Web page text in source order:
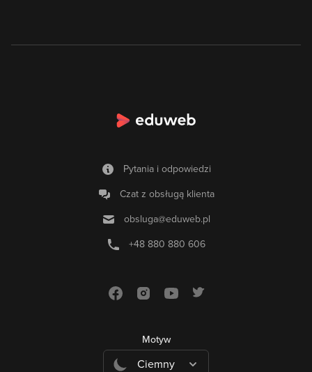
Pytania i odpowiedzi
Czat z obsługą klienta
obsluga@eduweb.pl
+48 880 880 606
Motyw
Ciemny